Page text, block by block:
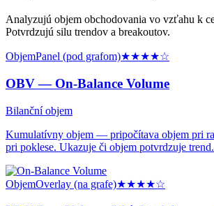
Analyzujú objem obchodovania vo vzťahu k
Potvrdzujú silu trendov a breakoutov.
ObjemPanel (pod grafom)★★★★☆
OBV — On-Balance Volume
Bilanční objem
Kumulatívny objem — pripočítava objem pri
pri poklese. Ukazuje či objem potvrdzuje trend.
ObjemOverlay (na grafe)★★★★☆